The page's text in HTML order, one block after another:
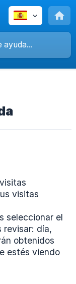
visitas
seleccionar el
día,
obtenidos
estés viendo